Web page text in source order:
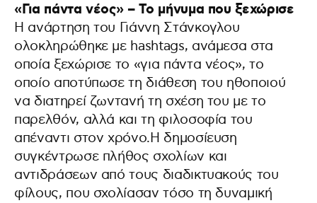
«Για πάντα νέος» – Το μήνυμα που ξεχώρισε
Η ανάρτηση του Γιάννη Στάνκογλου
ολοκληρώθηκε με hashtags, ανάμεσα στα
οποία ξεχώρισε το «για πάντα νέος», το
οποίο αποτύπωσε τη διάθεση του ηθοποιού
να διατηρεί ζωντανή τη σχέση του με το
παρελθόν, αλλά και τη φιλοσοφία του
απέναντι στον χρόνο.Η δημοσίευση
συγκέντρωσε πλήθος σχολίων και
αντιδράσεων από τους διαδικτυακούς του
φίλους, που σχολίασαν τόσο τη δυναμική